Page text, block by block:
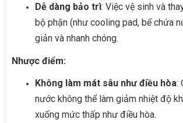
Dễ dàng bảo trì: Việc vệ sinh và
bộ phận (như cooling pad, bể chứa
giản và nhanh chóng.
Nhược điểm:
Không làm mát sâu như điều hòa:
nước không thể làm giảm nhiệt độ
xuống mức thấp như điều hòa.